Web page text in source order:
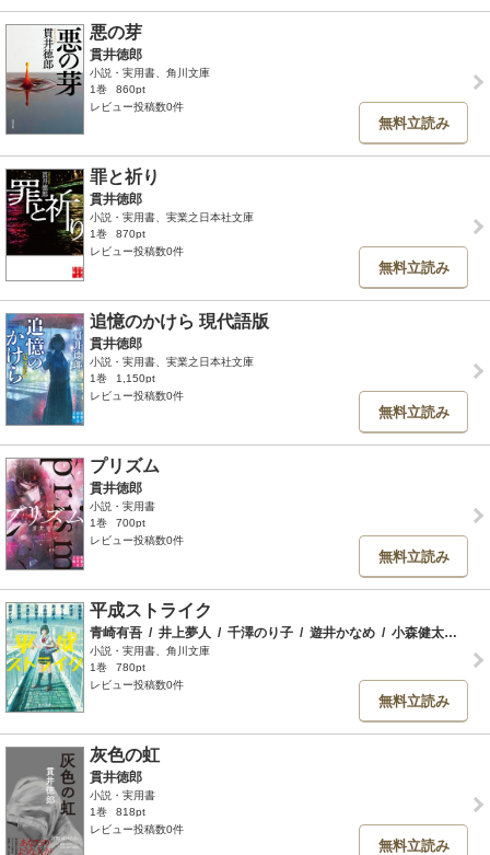
悪の芽
貫井徳郎
小説・実用書、角川文庫
1巻
860pt
レビュー投稿数0件
無料立読み
罪と祈り
貫井徳郎
小説・実用書、実業之日本社文庫
1巻
870pt
レビュー投稿数0件
無料立読み
追憶のかけら 現代語版
貫井徳郎
小説・実用書、実業之日本社文庫
1巻
1,150pt
レビュー投稿数0件
無料立読み
プリズム
貫井徳郎
小説・実用書
1巻
700pt
レビュー投稿数0件
無料立読み
平成ストライク
青崎有吾 / 井上夢人 / 千澤のり子 / 遊井かなめ / 小森健太朗
小説・実用書、角川文庫
1巻
780pt
レビュー投稿数0件
無料立読み
灰色の虹
貫井徳郎
小説・実用書
1巻
818pt
レビュー投稿数0件
無料立読み